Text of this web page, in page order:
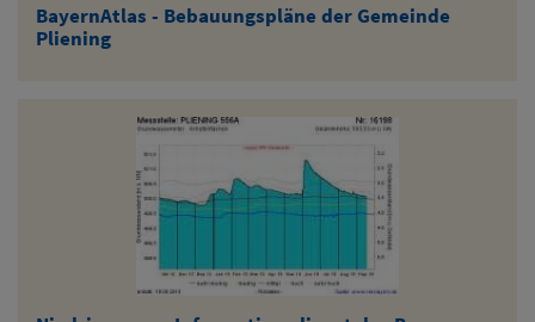
BayernAtlas - Bebauungspläne der Gemeinde
Pliening